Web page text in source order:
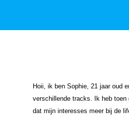
Hoii, ik ben Sophie, 21 jaar oud
verschillende tracks. Ik heb
dat mijn interesses meer bij de